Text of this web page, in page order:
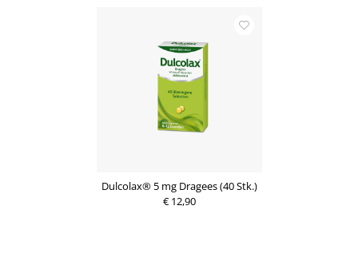
Dulcolax® 5 mg Dragees (40 Stk.)
€ 12,90